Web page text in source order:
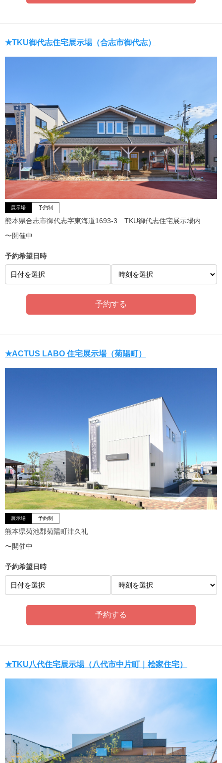
★TKU御代志住宅展示場（合志市御代志）
展示場 予約制
熊本県合志市御代志字東海道1693-3 TKU御代志住宅展示場内
〜開催中
予約希望日時
日付を選択
★ACTUS LABO 住宅展示場（菊陽町）
展示場 予約制
熊本県菊池郡菊陽町津久礼
〜開催中
予約希望日時
日付を選択
★TKU八代住宅展示場（八代市中片町｜桧家住宅）